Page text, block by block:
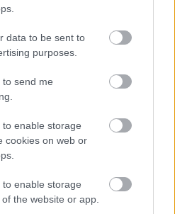
data to be sent to
purposes.
to send me
enable storage
cookies on web or
enable storage
the website or app.
és persze Winelovers Tokaji
száraz és édes borokat is
összesen 73 tételt
zsűri. Szárazban a
aszúk remekeltek, a zsűri